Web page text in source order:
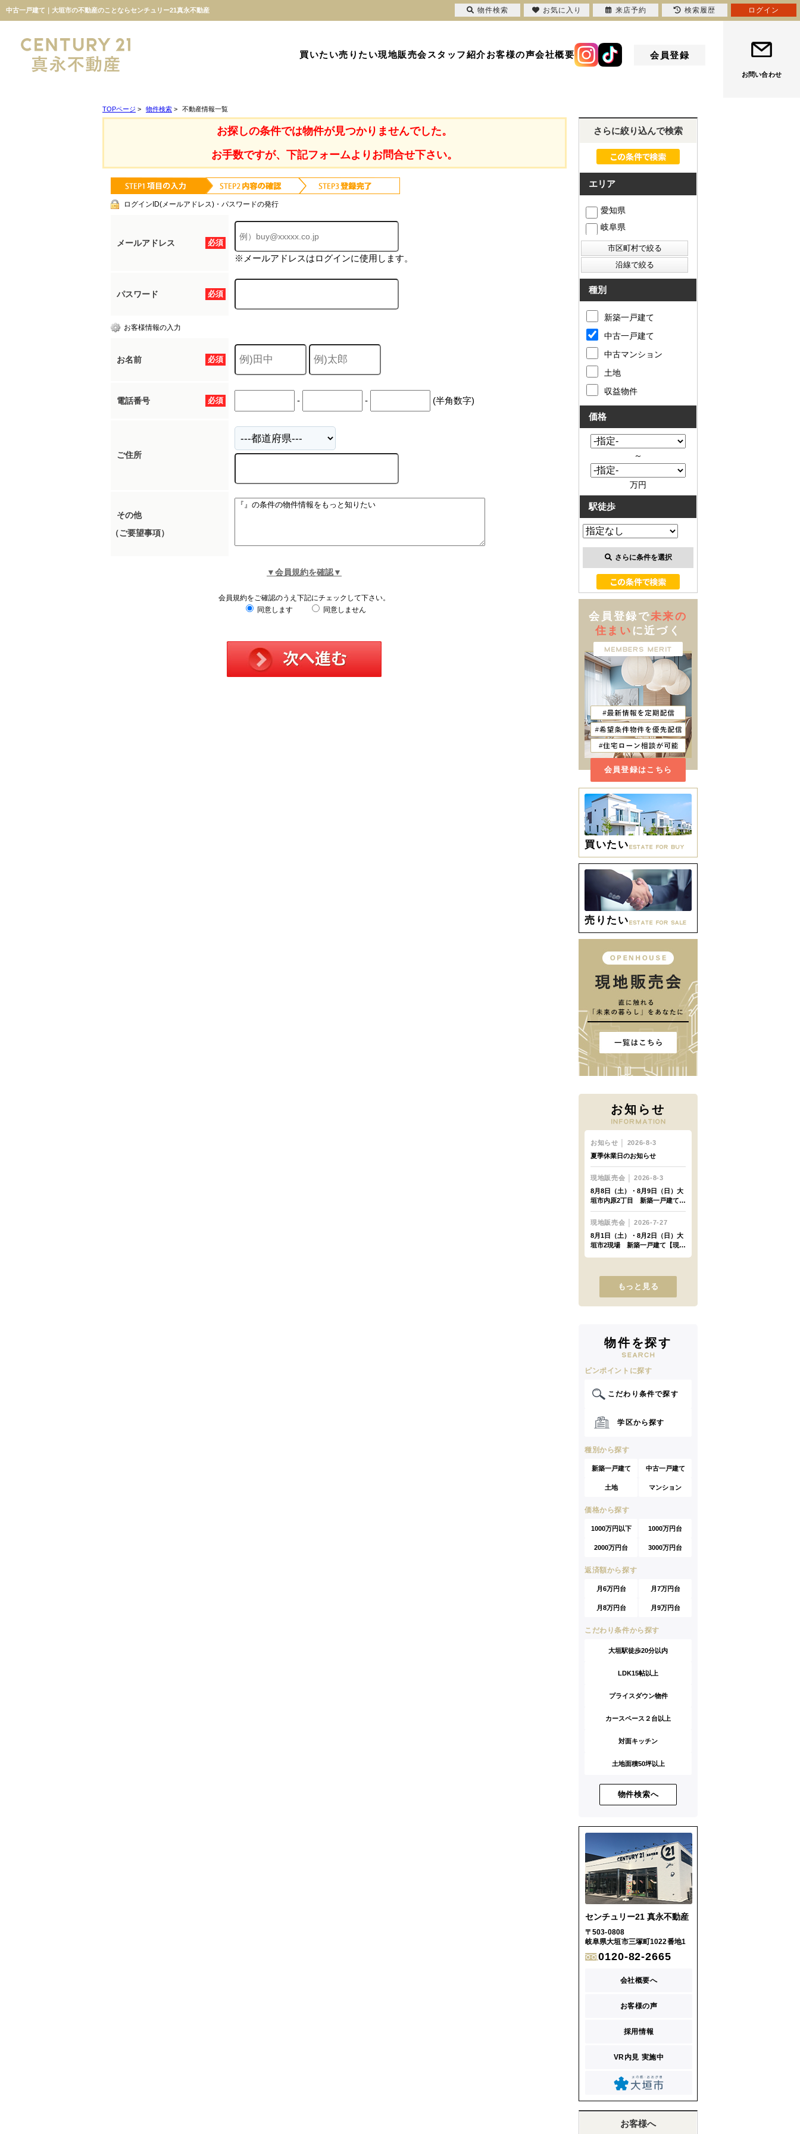
中古一戸建て｜大垣市の不動産のことならセンチュリー21真永不動産
買いたい売りたい現地販売会スタッフ紹介お客様の声会社概要 会員登録
お問い合わせ
TOPページ > 物件検索 > 不動産情報一覧
お探しの条件では物件が見つかりませんでした。
お手数ですが、下記フォームよりお問合せ下さい。
ログインID(メールアドレス)・パスワードの発行
必須
メールアドレス
※メールアドレスはログインに使用します。
必須
パスワード
お客様情報の入力
必須
お名前
必須
電話番号 - - (半角数字)
ご住所
その他
（ご要望事項）
▼会員規約を確認▼
会員規約をご確認のうえ下記にチェックして下さい。
同意します
同意しません
さらに絞り込んで検索
エリア
愛知県
岐阜県
種別
新築一戸建て
中古一戸建て
中古マンション
土地
収益物件
価格
～
万円
駅徒歩
さらに条件を選択
会員登録で未来の
住まい に近づく
会員登録はこちら
買いたい
売りたい
お知らせ
もっと見る
物件を探す
ピンポイントに探す
こだわり条件で探す
学区から探す
種別から探す
新築一戸建て 中古一戸建て
土地 マンション
価格から探す
1000万円以下 1000万円台
2000万円台 3000万円台
返済額から探す
月6万円台 月7万円台
月8万円台 月9万円台
こだわり条件から探す
大垣駅徒歩20分以内
LDK15帖以上
プライスダウン物件
カースペース２台以上
対面キッチン
土地面積50坪以上
物件検索へ
センチュリー21 真永不動産
〒503-0808
岐阜県大垣市三塚町1022番地1
0120-82-2665
会社概要へ
お客様の声
採用情報
VR内見 実施中
お客様へ
物件検索 お気に入り 来店予約 検索履歴 ログイン